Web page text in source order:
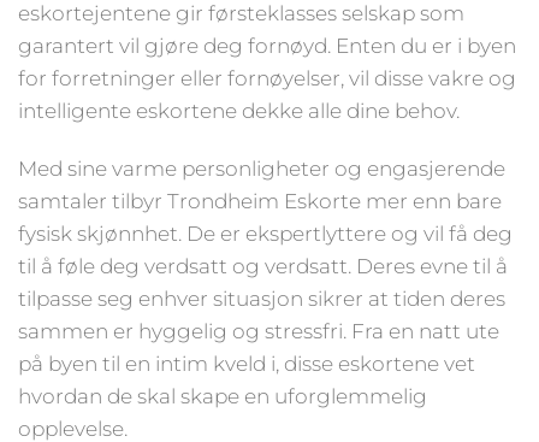
eskortejentene gir førsteklasses selskap som
garantert vil gjøre deg fornøyd. Enten du er i byen
for forretninger eller fornøyelser, vil disse vakre og
intelligente eskortene dekke alle dine behov.
Med sine varme personligheter og engasjerende
samtaler tilbyr Trondheim Eskorte mer enn bare
fysisk skjønnhet. De er ekspertlyttere og vil få deg
til å føle deg verdsatt og verdsatt. Deres evne til å
tilpasse seg enhver situasjon sikrer at tiden deres
sammen er hyggelig og stressfri. Fra en natt ute
på byen til en intim kveld i, disse eskortene vet
hvordan de skal skape en uforglemmelig
opplevelse.